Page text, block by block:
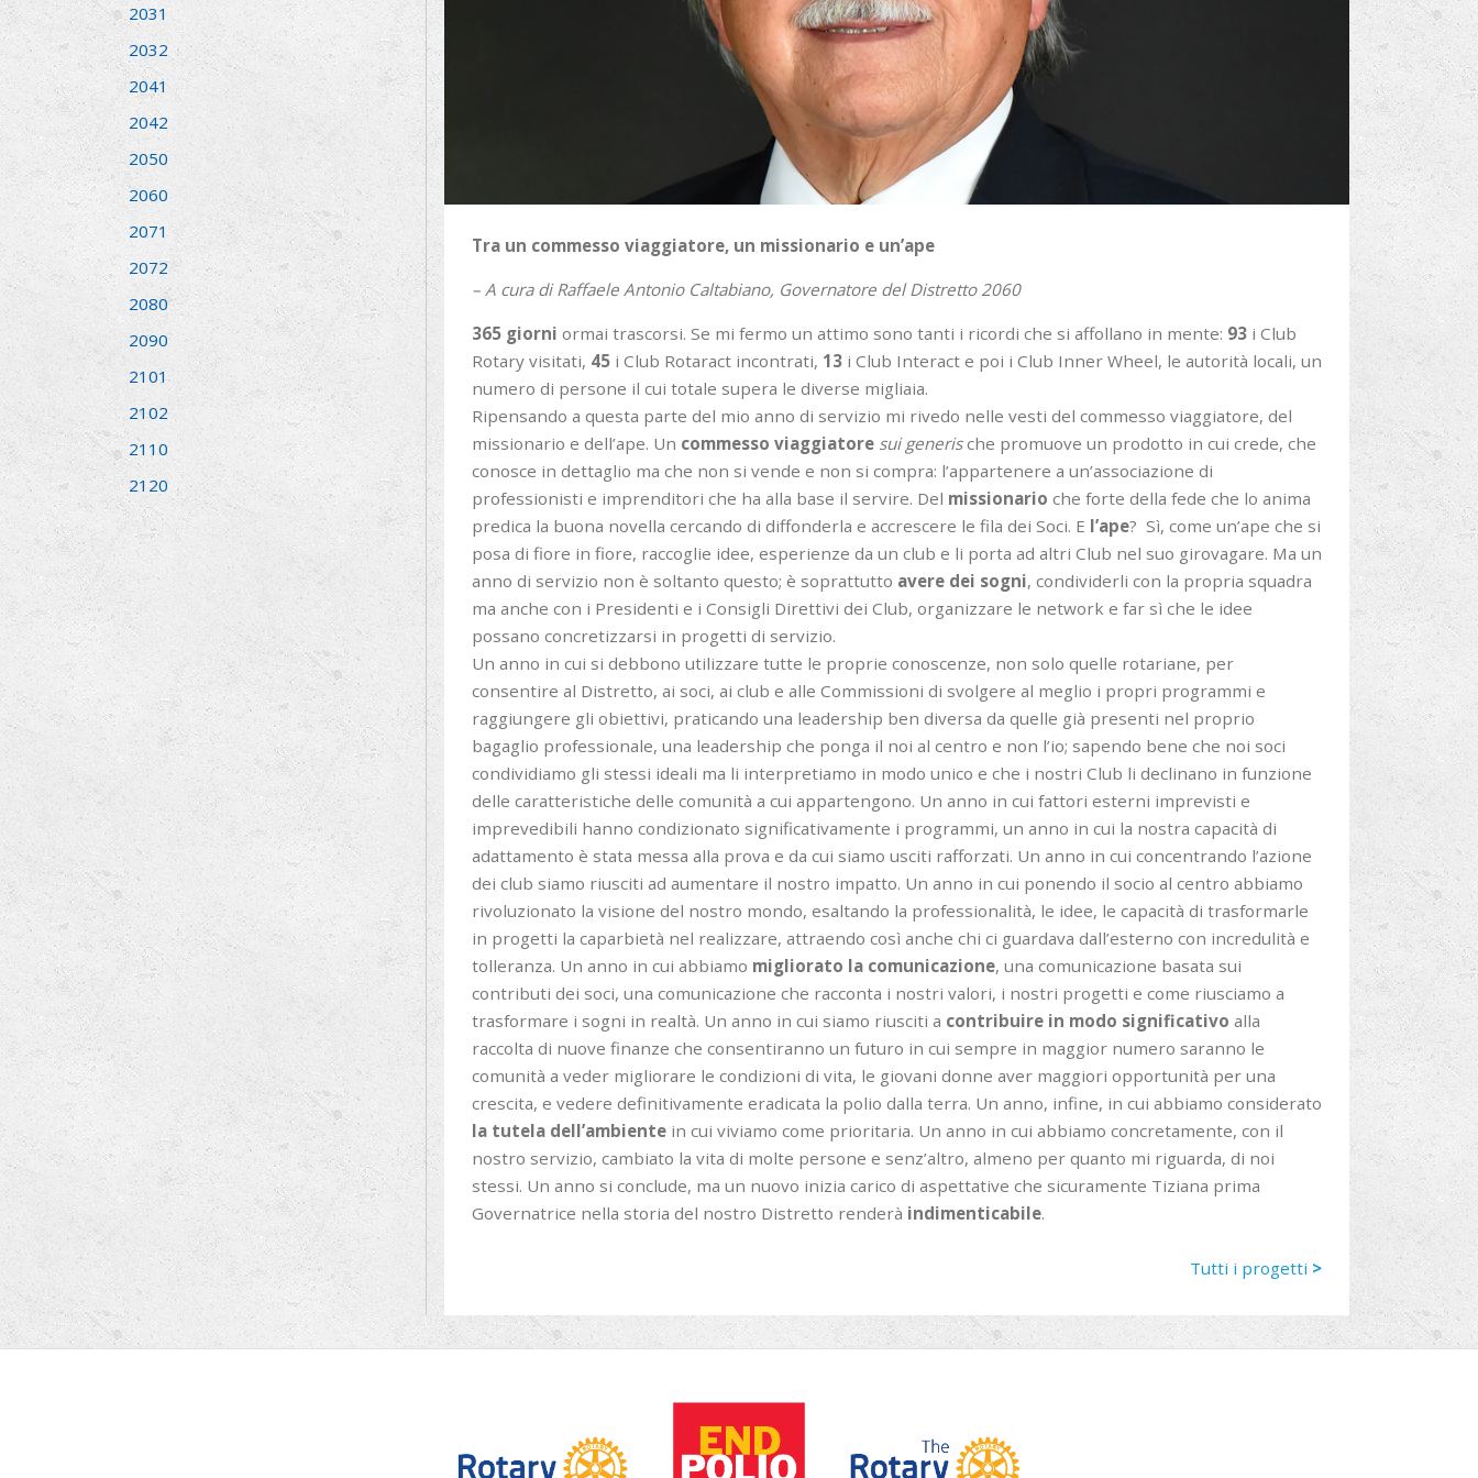
2031
2032
2041
2042
2050
2060
2071
2072
2080
2090
2101
2102
2110
2120
Tra un commesso viaggiatore, un missionario e un’ape
– A cura di Raffaele Antonio Caltabiano, Governatore del Distretto 2060
365 giorni ormai trascorsi. Se mi fermo un attimo sono tanti i ricordi che si affollano in mente: 93i Club
Rotary visitati, 45i Club Rotaract incontrati, 13i Club Interact e poi i Club Inner Wheel, le autorità locali, un
numero di persone il cui totale supera le diverse migliaia.
Ripensando a questa parte del mio anno di servizio mi rivedo nelle vesti del commesso viaggiatore, del
missionario e dell’ape. Un commesso viaggiatore sui generische promuove un prodotto in cui crede, che
conosce in dettaglio ma che non si vende e non si compra: l’appartenere a un’associazione di
professionisti e imprenditori che ha alla base il servire. Del missionario che forte della fede che lo anima
predica la buona novella cercando di diffonderla e accrescere le fila dei Soci. E l’ape? Sì, come un’ape che si
posa di fiore in fiore, raccoglie idee, esperienze da un club e li porta ad altri Club nel suo girovagare. Ma un
anno di servizio non è soltanto questo; è soprattutto avere dei sogni, condividerli con la propria squadra
ma anche con i Presidenti e i Consigli Direttivi dei Club, organizzare le network e far sì che le idee
possano concretizzarsi in progetti di servizio.
Un anno in cui si debbono utilizzare tutte le proprie conoscenze, non solo quelle rotariane, per
consentire al Distretto, ai soci, ai club e alle Commissioni di svolgere al meglio i propri programmi e
raggiungere gli obiettivi, praticando una leadership ben diversa da quelle già presenti nel proprio
bagaglio professionale, una leadership che ponga il noi al centro e non l’io; sapendo bene che noi soci
condividiamo gli stessi ideali ma li interpretiamo in modo unico e che i nostri Club li declinano in funzione
delle caratteristiche delle comunità a cui appartengono. Un anno in cui fattori esterni imprevisti e
imprevedibili hanno condizionato significativamente i programmi, un anno in cui la nostra capacità di
adattamento è stata messa alla prova e da cui siamo usciti rafforzati. Un anno in cui concentrando l’azione
dei club siamo riusciti ad aumentare il nostro impatto. Un anno in cui ponendo il socio al centro abbiamo
rivoluzionato la visione del nostro mondo, esaltando la professionalità, le idee, le capacità di trasformarle
in progetti la caparbietà nel realizzare, attraendo così anche chi ci guardava dall’esterno con incredulità e
tolleranza. Un anno in cui abbiamo migliorato la comunicazione, una comunicazione basata sui
contributi dei soci, una comunicazione che racconta i nostri valori, i nostri progetti e come riusciamo a
trasformare i sogni in realtà. Un anno in cui siamo riusciti a contribuire in modo significativo alla
raccolta di nuove finanze che consentiranno un futuro in cui sempre in maggior numero saranno le
comunità a veder migliorare le condizioni di vita, le giovani donne aver maggiori opportunità per una
crescita, e vedere definitivamente eradicata la polio dalla terra. Un anno, infine, in cui abbiamo considerato
la tutela dell’ambientein cui viviamo come prioritaria. Un anno in cui abbiamo concretamente, con il
nostro servizio, cambiato la vita di molte persone e senz’altro, almeno per quanto mi riguarda, di noi
stessi. Un anno si conclude, ma un nuovo inizia carico di aspettative che sicuramente Tiziana prima
Governatrice nella storia del nostro Distretto renderà indimenticabile.
Tutti i progetti >